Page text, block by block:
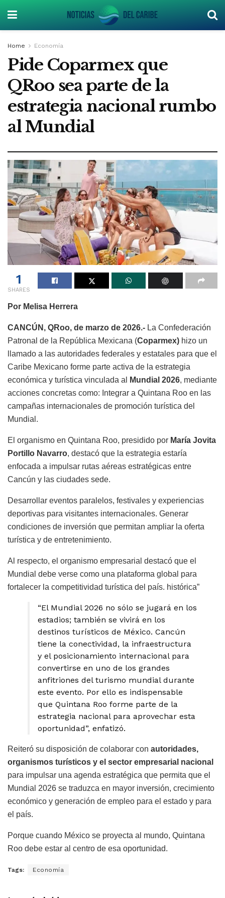
Home Economía
Pide Coparmex que
QRoo sea parte de la
estrategia nacional rumbo
al Mundial
1
SHARES
Por Melisa Herrera
CANCÚN, QRoo, de marzo de 2026.- La Confederación
Patronal de la República Mexicana (Coparmex) hizo un
llamado a las autoridades federales y estatales para que el
Caribe Mexicano forme parte activa de la estrategia
económica y turística vinculada al
Mundial 2026, mediante
acciones concretas como: Integrar a Quintana Roo en las
campañas internacionales de promoción turística del
Mundial.
El organismo en Quintana Roo, presidido por María Jovita
Portillo Navarro, destacó que la estrategia estaría
enfocada a impulsar rutas aéreas estratégicas entre
Cancún y las ciudades sede.
Desarrollar eventos paralelos, festivales y experiencias
deportivas para visitantes internacionales. Generar
condiciones de inversión que permitan ampliar la oferta
turística y de entretenimiento.
Al respecto, el organismo empresarial destacó que el
Mundial debe verse como una plataforma global para
fortalecer la competitividad turística del país. histórica”
“El Mundial 2026 no sólo se jugará en los
estadios; también se vivirá en los
destinos turísticos de México. Cancún
tiene la conectividad, la infraestructura
y el posicionamiento internacional para
convertirse en uno de los grandes
anfitriones del turismo mundial durante
este evento. Por ello es indispensable
que Quintana Roo forme parte de la
estrategia nacional para aprovechar esta
oportunidad”, enfatizó.
Reiteró su disposición de colaborar con autoridades,
organismos turísticos y el sector empresarial nacional
para impulsar una agenda estratégica que permita que el
Mundial 2026 se traduzca en mayor inversión, crecimiento
económico y generación de empleo para el estado y para
el país.
Porque cuando México se proyecta al mundo, Quintana
Roo debe estar al centro de esa oportunidad.
Tags: Economía